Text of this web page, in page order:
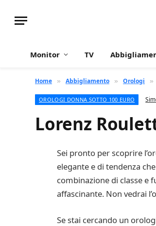
Monitor TV
Home » Abbigliamento » Orologi »
OROLOGI DONNA SOTTO 100 EURO
Lorenz
Sei pronto per scoprire
elegante e di tendenza
combinazione di classe e
affascinante. Non vedrai
Se stai cercando un